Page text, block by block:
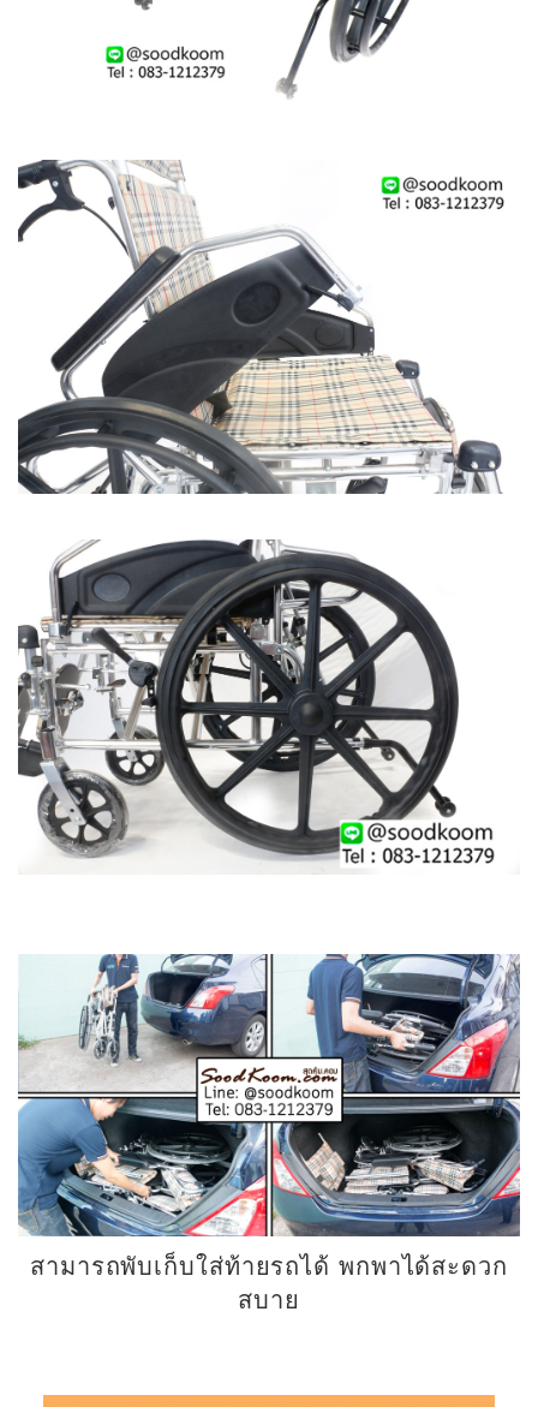
สามารถพับเก็บใส่ท้ายรถได้ พกพาได้สะดวก
สบาย